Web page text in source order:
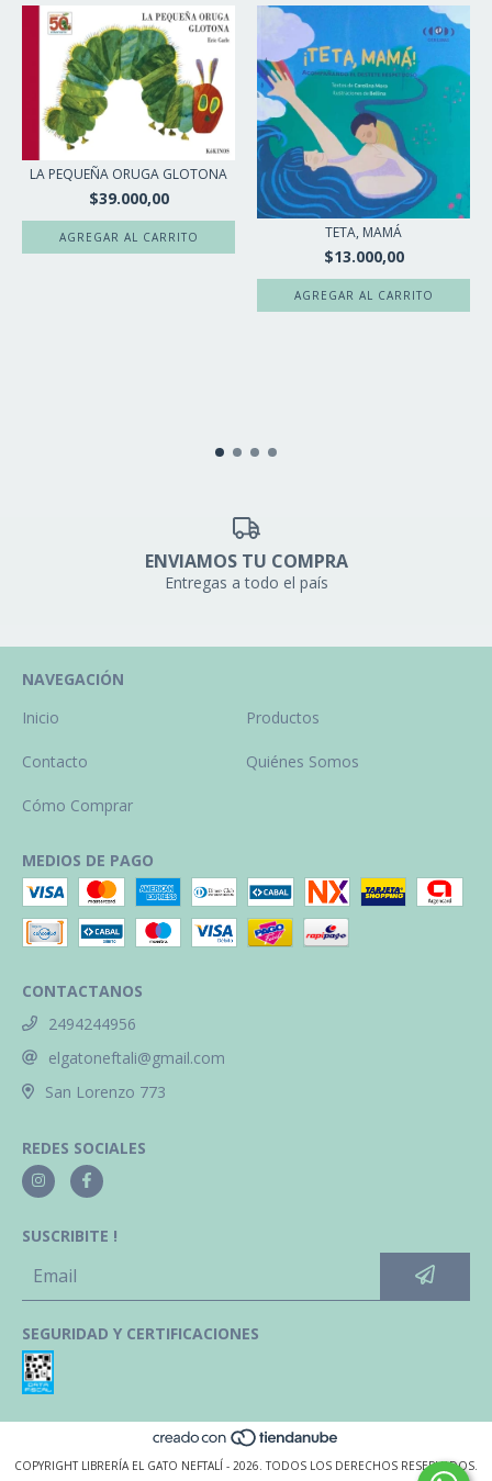
LA PEQUEÑA ORUGA GLOTONA
$39.000,00
TETA, MAMÁ
$13.000,00
ENVIAMOS TU COMPRA
Entregas a todo el país
NAVEGACIÓN
Inicio
Productos
Contacto Quiénes Somos
Cómo Comprar
MEDIOS DE PAGO
CONTACTANOS
2494244956
elgatoneftali@gmail.com
San Lorenzo 773
REDES SOCIALES
SUSCRIBITE !
SEGURIDAD Y CERTIFICACIONES
COPYRIGHT LIBRERÍA EL GATO NEFTALÍ - 2026. TODOS LOS DERECHOS RESERVADOS.